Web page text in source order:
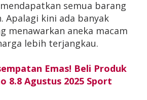
semua barang
Apalagi kini ada banyak
menawarkan aneka macam
lebih terjangkau.
Emas! Beli Produk
8.8 Agustus 2025 Sport